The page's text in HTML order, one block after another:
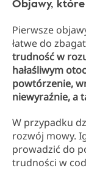
Pierwsze
łatwe do
trudność w
hałaśliwym
powtórzenie,
niewyraźnie, a
W przypadku
rozwój mowy.
prowadzić do
trudności w